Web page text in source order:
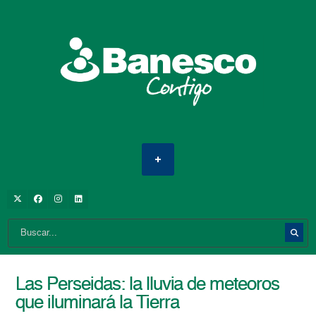
Las Perseidas: la lluvia de meteoros
que iluminará la Tierra